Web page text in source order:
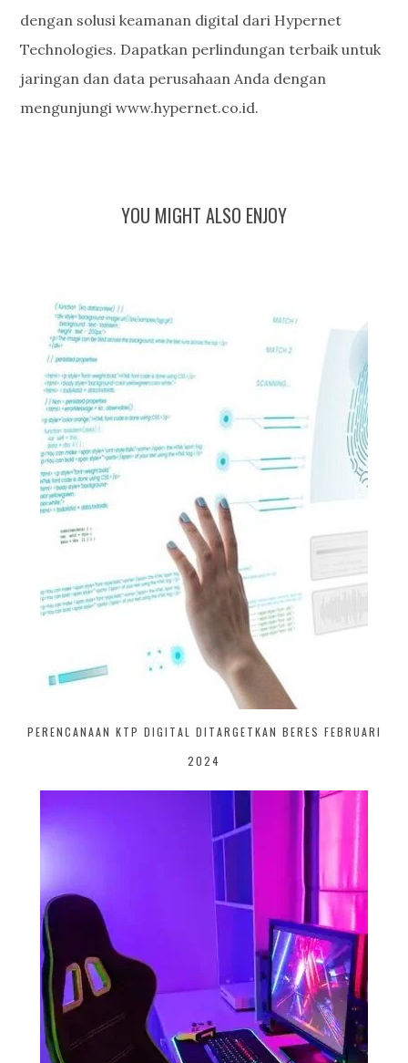
dengan solusi keamanan digital dari Hypernet
Technologies. Dapatkan perlindungan terbaik untuk
jaringan dan data perusahaan Anda dengan
mengunjungi www.hypernet.co.id.
YOU MIGHT ALSO ENJOY
PERENCANAAN KTP DIGITAL DITARGETKAN BERES FEBRUARI
2024